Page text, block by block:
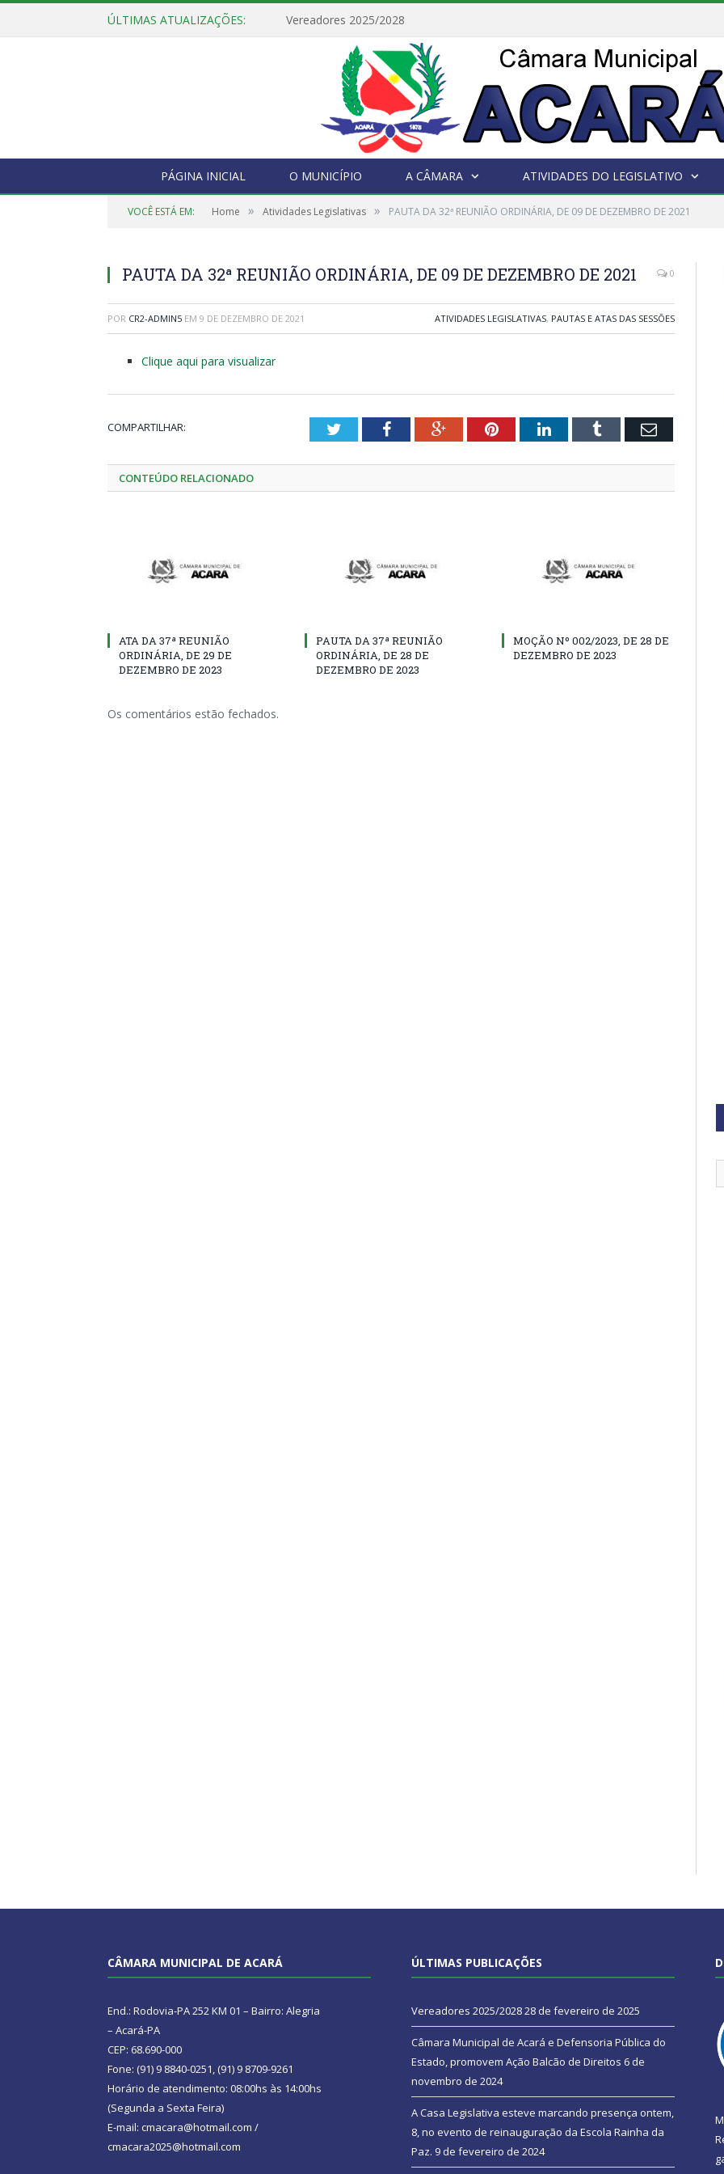
ÚLTIMAS ATUALIZAÇÕES: Vereadores 2025/2028
PÁGINA INICIAL O MUNICÍPIO A CÂMARA ATIVIDADES DO LEGISLATIVO
VOCÊ ESTÁ EM: Home » Atividades Legislativas » PAUTA DA 32ª REUNIÃO ORDINÁRIA, DE 09 DE DEZEMBRO DE 2021
PAUTA DA 32ª REUNIÃO ORDINÁRIA, DE 09 DE DEZEMBRO DE 2021 0
POR CR2-ADMIN5 EM 9 DE DEZEMBRO DE 2021 ATIVIDADES LEGISLATIVAS, PAUTAS E ATAS DAS SESSÕES
Clique aqui para visualizar
COMPARTILHAR: TwitterFacebookGoogle+PinterestLinkedInTumblr Email
CONTEÚDO RELACIONADO
ATA DA 37ª REUNIÃO
ORDINÁRIA, DE 29 DE
DEZEMBRO DE 2023
PAUTA DA 37ª REUNIÃO
ORDINÁRIA, DE 28 DE
DEZEMBRO DE 2023
MOÇÃO Nº 002/2023, DE 28 DE
DEZEMBRO DE 2023
Os comentários estão fechados.
CÂMARA MUNICIPAL DE ACARÁ
End.: Rodovia-PA 252 KM 01 – Bairro: Alegria
– Acará-PA
CEP: 68.690-000
Fone: (91) 9 8840-0251, (91) 9 8709-9261
Horário de atendimento: 08:00hs às 14:00hs
(Segunda a Sexta Feira)
E-mail: cmacara@hotmail.com /
cmacara2025@hotmail.com
ÚLTIMAS PUBLICAÇÕES
Vereadores 2025/202828 de fevereiro de 2025
Câmara Municipal de Acará e Defensoria Pública do
Estado, promovem Ação Balcão de Direitos 6 de
novembro de 2024
A Casa Legislativa esteve marcando presença ontem,
8, no evento de reinauguração da Escola Rainha da
Paz. 9 de fevereiro de 2024